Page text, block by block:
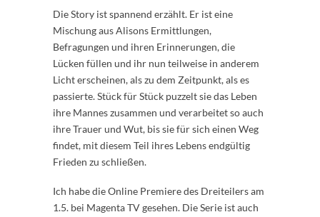
Die Story ist spannend erzählt. Er ist eine
Mischung aus Alisons Ermittlungen,
Befragungen und ihren Erinnerungen, die
Lücken füllen und ihr nun teilweise in anderem
Licht erscheinen, als zu dem Zeitpunkt, als es
passierte. Stück für Stück puzzelt sie das Leben
ihre Mannes zusammen und verarbeitet so auch
ihre Trauer und Wut, bis sie für sich einen Weg
findet, mit diesem Teil ihres Lebens endgültig
Frieden zu schließen.
Ich habe die Online Premiere des Dreiteilers am
1.5. bei Magenta TV gesehen. Die Serie ist auch